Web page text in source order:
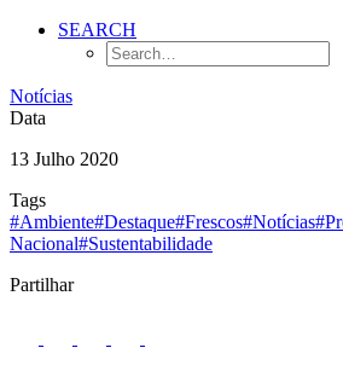
SEARCH
Notícias
Data
13 Julho 2020
Tags
#Ambiente#Destaque#Frescos#Notícias
Nacional#Sustentabilidade
Partilhar